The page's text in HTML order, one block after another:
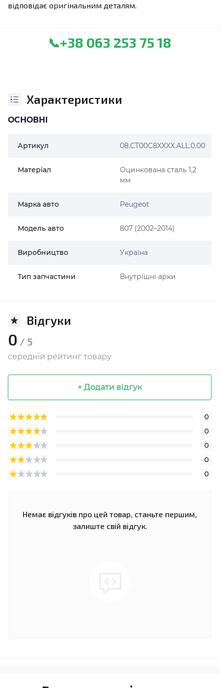
відповідає оригінальним деталям.
📞+38 063 253 75 18
Характеристики
ОСНОВНІ
Артикул 08.CT00C8XXXX.ALL.0.00
Матеріал
Оцинкована сталь 1,2
мм
Марка авто Peugeot
Модель авто 807 (2002–2014)
Виробництво Україна
Тип запчастини Внутрішні арки
Відгуки
0 / 5
середній рейтинг товару
+ Додати відгук
0
0
0
0
0
Немає відгуків про цей товар, станьте першим,
залиште свій відгук.